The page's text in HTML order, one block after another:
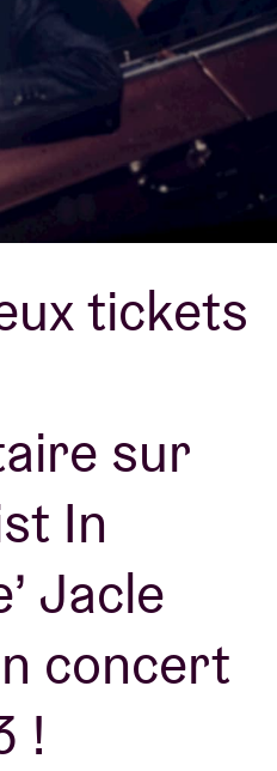
tickets
sur
In
Jacle
concert
!